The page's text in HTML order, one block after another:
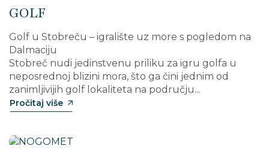
GOLF
Golf u Stobreču – igralište uz more s pogledom na
Dalmaciju
Stobreč nudi jedinstvenu priliku za igru golfa u
neposrednoj blizini mora, što ga čini jednim od
zanimljivijih golf lokaliteta na području...
Pročitaj više